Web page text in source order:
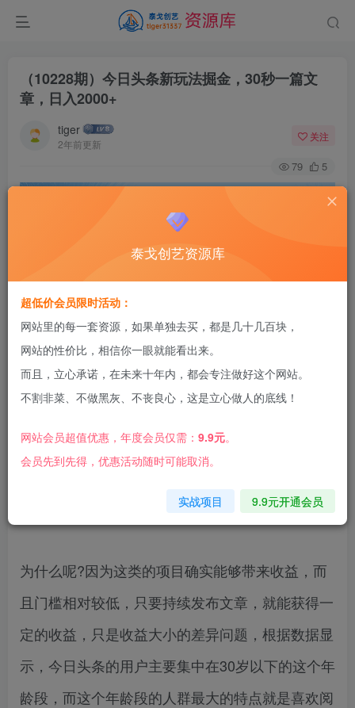
（10228期）今日头条新玩法掘金，30秒一篇文
章，日入2000+
tiger
2年前更新
关注
79 5
运用到各种各样的平台和事情中去，目前主流的一
为什么呢?因为这类的项目确实能够带来收益，而
且门槛相对较低，只要持续发布文章，就能获得一
定的收益，只是收益大小的差异问题，根据数据显
示，今日头条的用户主要集中在30岁以下的这个年
龄段，而这个年龄段的人群最大的特点就是喜欢阅
泰戈创艺资源库
超低价会员限时活动：
网站里的每一套资源，如果单独去买，都是几十几百块，
网站的性价比，相信你一眼就能看出来。
而且，立心承诺，在未来十年内，都会专注做好这个网站。
不割非菜、不做黑灰、不丧良心，这是立心做人的底线！
网站会员超值优惠，年度会员仅需： 9.9元。
会员先到先得，优惠活动随时可能取消。
实战项目 9.9元开通会员